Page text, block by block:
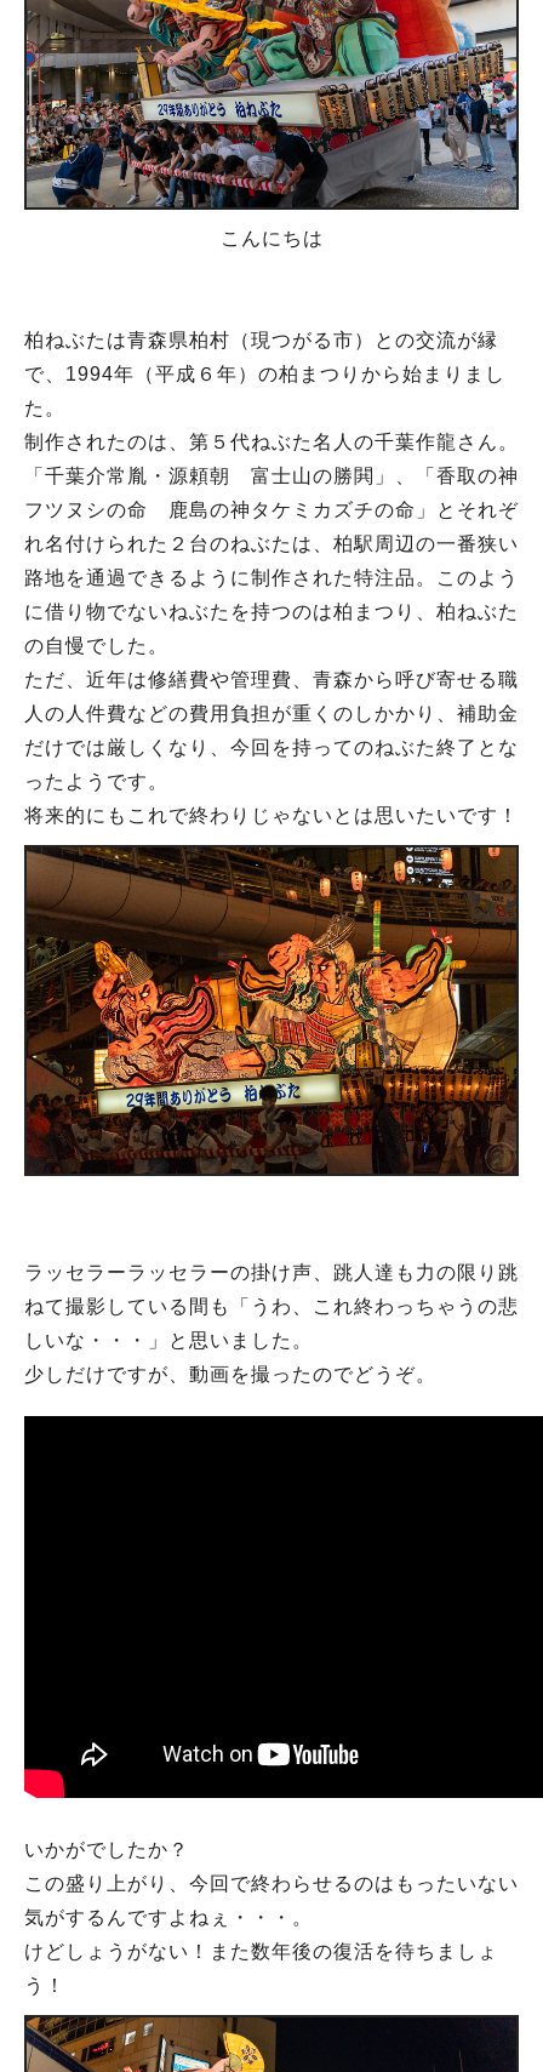
こんにちは
柏ねぶたは青森県柏村（現つがる市）との交流が縁
で、1994年（平成６年）の柏まつりから始まりまし
た。
制作されたのは、第５代ねぶた名人の千葉作龍さん。
「千葉介常胤・源頼朝 富士山の勝閧」、「香取の神
フツヌシの命 鹿島の神タケミカズチの命」とそれぞ
れ名付けられた２台のねぶたは、柏駅周辺の一番狭い
路地を通過できるように制作された特注品。このよう
に借り物でないねぶたを持つのは柏まつり、柏ねぶた
の自慢でした。
ただ、近年は修繕費や管理費、青森から呼び寄せる職
人の人件費などの費用負担が重くのしかかり、補助金
だけでは厳しくなり、今回を持ってのねぶた終了とな
ったようです。
将来的にもこれで終わりじゃないとは思いたいです！
ラッセラーラッセラーの掛け声、跳人達も力の限り跳
ねて撮影している間も「うわ、これ終わっちゃうの悲
しいな・・・」と思いました。
少しだけですが、動画を撮ったのでどうぞ。
いかがでしたか？
この盛り上がり、今回で終わらせるのはもったいない
気がするんですよねぇ・・・。
けどしょうがない！また数年後の復活を待ちましょ
う！
人気のキーワード
#ラーメン #ショッピング #カフェ
#イベント
#教えたい／教えて投稿記事
#教えたい/こんなの見つけた